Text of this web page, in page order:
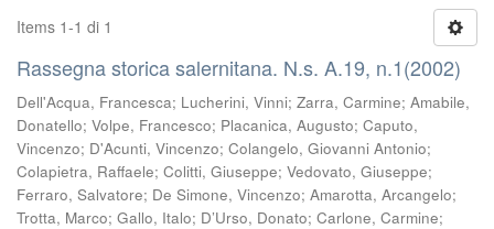
Items 1-1 di 1
Rassegna storica salernitana. N.s. A.19, n.1(2002)
Dell'Acqua, Francesca; Lucherini, Vinni; Zarra, Carmine; Amabile,
Donatello; Volpe, Francesco; Placanica, Augusto; Caputo,
Vincenzo; D'Acunti, Vincenzo; Colangelo, Giovanni Antonio;
Colapietra, Raffaele; Colitti, Giuseppe; Vedovato, Giuseppe;
Ferraro, Salvatore; De Simone, Vincenzo; Amarotta, Arcangelo;
Trotta, Marco; Gallo, Italo; D’Urso, Donato; Carlone, Carmine;